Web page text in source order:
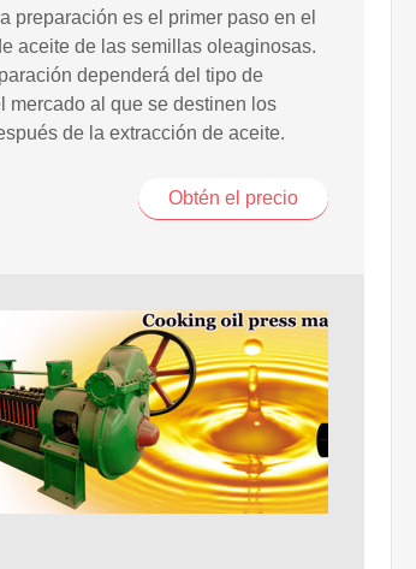
preparación es el primer paso en el
aceite de las semillas oleaginosas.
dependerá del tipo de
mercado al que se destinen los
de la extracción de aceite.
Obtén el precio